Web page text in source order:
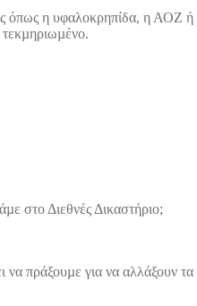
όπως η υφαλοκρηπίδα, η
τεκµηριωµένο.
στο Διεθνές Δικαστήριο;
να πράξουµε για να αλλάξουν